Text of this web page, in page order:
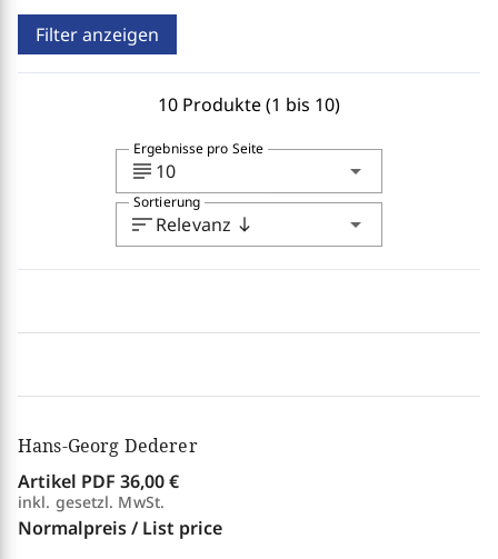
Filter anzeigen
10 Produkte (1 bis 10)
subject 10 arrow_drop_down
Ergebnisse pro Seite
sortRelevanz south arrow_drop_down
Sortierung
Hans-Georg Dederer
Artikel PDF 36,00 €
inkl. gesetzl. MwSt.
Normalpreis / List price